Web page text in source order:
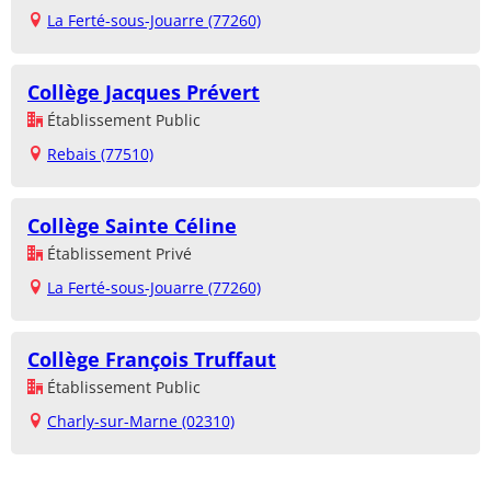
La Ferté-sous-Jouarre (77260)
Collège Jacques Prévert
Établissement Public
Rebais (77510)
Collège Sainte Céline
Établissement Privé
La Ferté-sous-Jouarre (77260)
Collège François Truffaut
Établissement Public
Charly-sur-Marne (02310)